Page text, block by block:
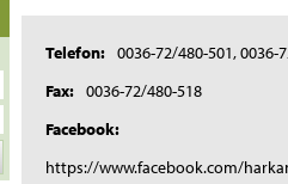
Telefon: 0036-72/480-501, 0036-
Fax: 0036-72/480-518
Facebook:
https://www.facebook.com/